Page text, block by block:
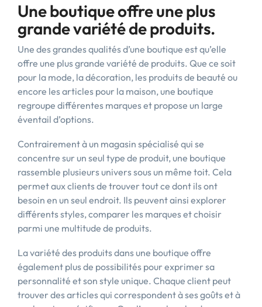
Une boutique offre une plus
grande variété de produits.
Une des grandes qualités d’une boutique est qu’elle
offre une plus grande variété de produits. Que ce soit
pour la mode, la décoration, les produits de beauté ou
encore les articles pour la maison, une boutique
regroupe différentes marques et propose un large
éventail d’options.
Contrairement à un magasin spécialisé qui se
concentre sur un seul type de produit, une boutique
rassemble plusieurs univers sous un même toit. Cela
permet aux clients de trouver tout ce dont ils ont
besoin en un seul endroit. Ils peuvent ainsi explorer
différents styles, comparer les marques et choisir
parmi une multitude de produits.
La variété des produits dans une boutique offre
également plus de possibilités pour exprimer sa
personnalité et son style unique. Chaque client peut
trouver des articles qui correspondent à ses goûts et à